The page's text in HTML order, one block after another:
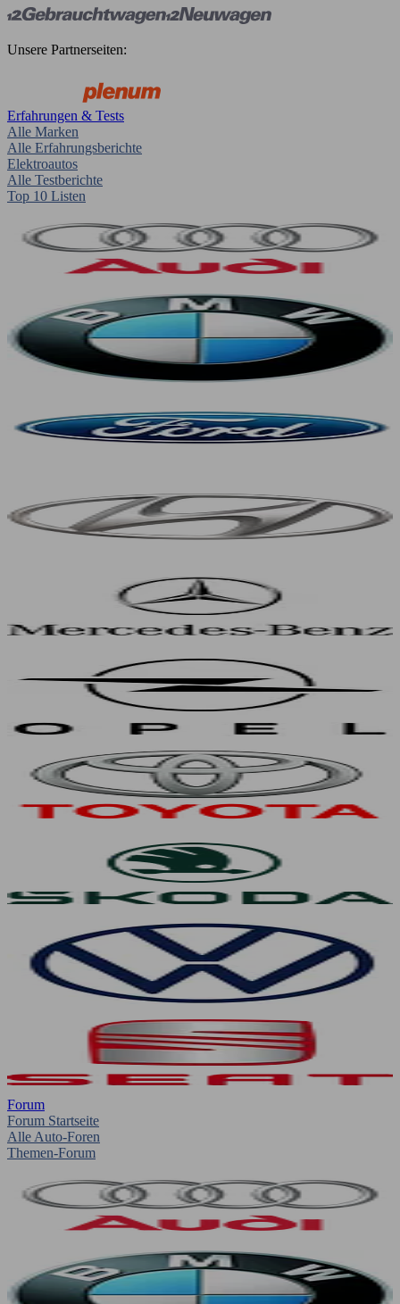
Unsere Partnerseiten:
Erfahrungen & Tests
Alle Marken
Alle Erfahrungsberichte
Elektroautos
Alle Testberichte
Top 10 Listen
Forum
Forum Startseite
Alle Auto-Foren
Themen-Forum